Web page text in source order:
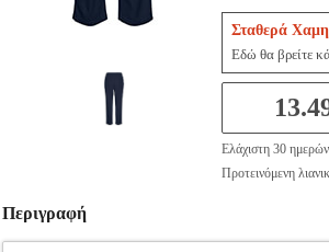
Σταθερά
Εδώ θα βρείτε
Ελάχιστη 30
Προτεινόμενη
Περιγραφή